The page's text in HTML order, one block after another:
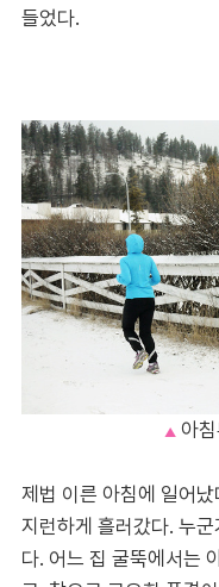
들었다.
▲ 아
제법 이른 아침에 일어
지런하게 흘러갔다. 누
다. 어느 집 굴뚝에서는